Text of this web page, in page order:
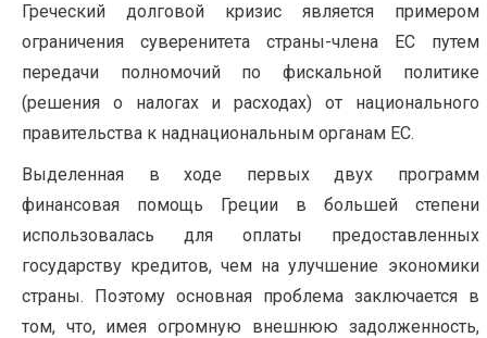
Греческий долговой кризис является примером
ограничения суверенитета страны-члена ЕС путем
передачи полномочий по фискальной политике
(решения о налогах и расходах) от национального
правительства к наднациональным органам ЕС.
Выделенная в ходе первых двух программ
финансовая помощь Греции в большей степени
использовалась для оплаты предоставленных
государству кредитов, чем на улучшение экономики
страны. Поэтому основная проблема заключается в
том, что, имея огромную внешнюю задолженность,